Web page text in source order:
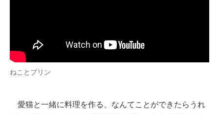
ちょっと気になるネットの話題
ねことプリン
愛猫と一緒に料理を作る、なんてことができたらうれ